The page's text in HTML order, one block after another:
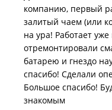
компанию, первый
залитый чаем (или
на ура! Работает
отремонтировали
батарею и гнездо
спасибо! Сделали
Большое спасибо!
знакомым